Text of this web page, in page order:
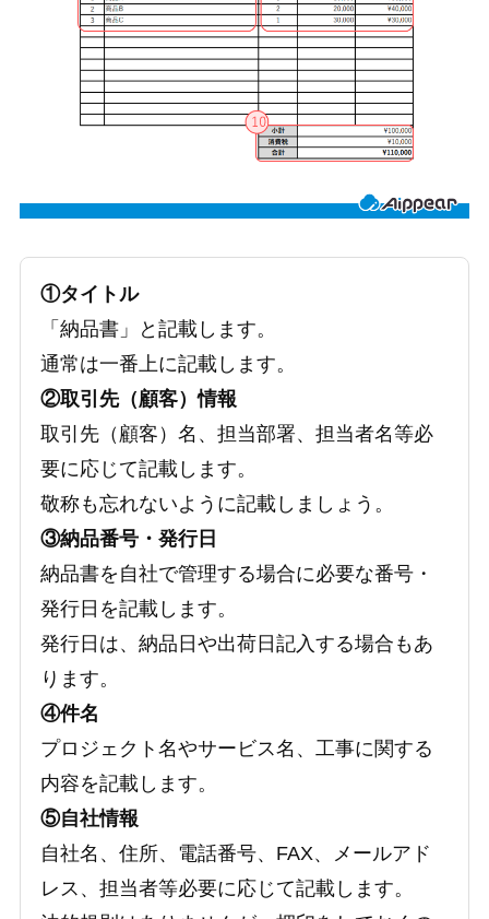
①タイトル
「納品書」と記載します。
通常は一番上に記載します。
②取引先（顧客）情報
取引先（顧客）名、担当部署、担当者名等必
要に応じて記載します。
敬称も忘れないように記載しましょう。
③納品番号・発行日
納品書を自社で管理する場合に必要な番号・
発行日を記載します。
発行日は、納品日や出荷日記入する場合もあ
ります。
④件名
プロジェクト名やサービス名、工事に関する
内容を記載します。
⑤自社情報
自社名、住所、電話番号、FAX、メールアド
レス、担当者等必要に応じて記載します。